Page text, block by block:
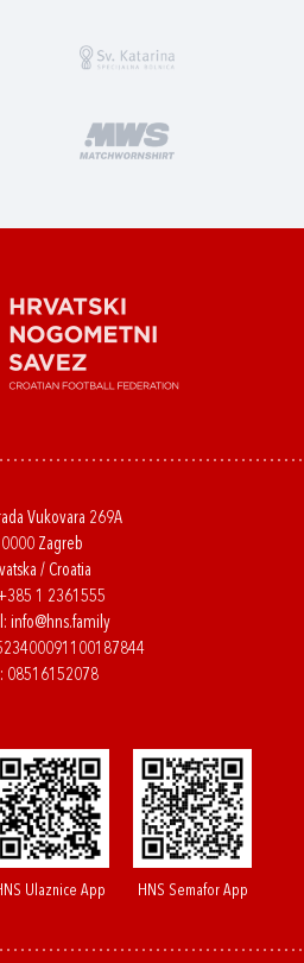
Vukovara 269A
Zagreb
/ Croatia
1 2361555
info@hns.family
08516152078
Ulaznice App HNS Semafor App